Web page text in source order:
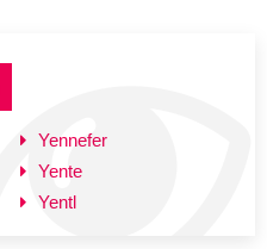
Yennefer
Yente
Yentl